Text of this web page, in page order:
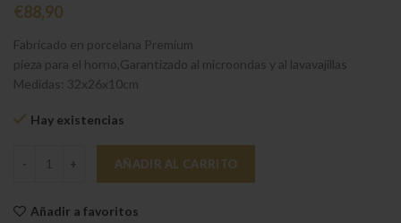
€88,90
Fabricado en porcelana Premium
pieza para el horno,Garantizado al microondas y al lavavajillas
Medidas: 32x26x10cm
Hay existencias
Soup Passion Fuente 4 pers. cantidad
AÑADIR AL CARRITO
Añadir a favoritos